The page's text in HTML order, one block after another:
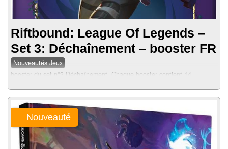
Riftbound: League Of Legends –
Set 3: Déchaînement – booster FR
Nouveautés Jeux
booster du set n°3 Déchaînement. Chaque booster contient 14
Nouveauté